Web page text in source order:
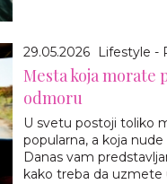
29.05.2026 Lifestyle -
Mesta koja morate
odmoru
U svetu postoji toliko
popularna, a koja
Danas vam
kako treba da uzmete